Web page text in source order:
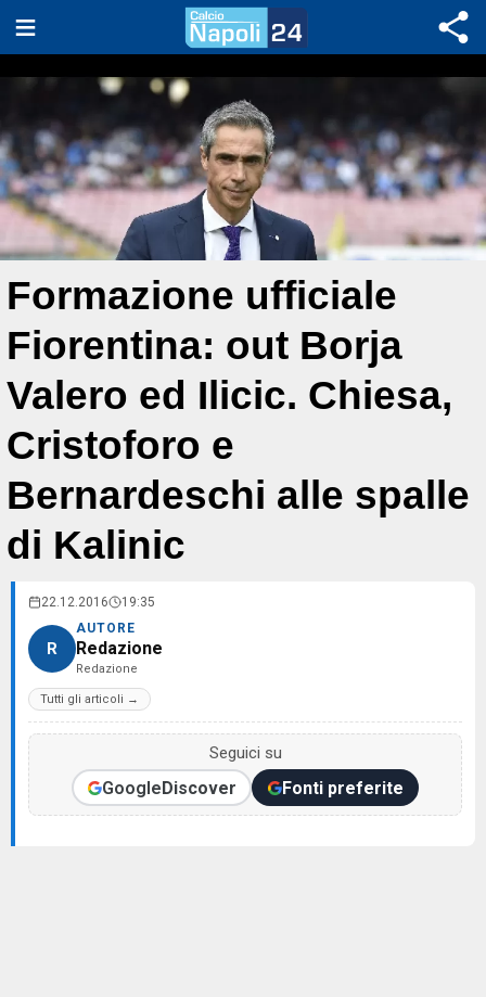
Formazione ufficiale
Fiorentina: out Borja
Valero ed Ilicic. Chiesa,
Cristoforo e
Bernardeschi alle spalle
di Kalinic
22.12.2016 19:35
R
AUTORE
Redazione
Redazione
Tutti gli articoli →
Seguici su
GoogleDiscover Fonti preferite